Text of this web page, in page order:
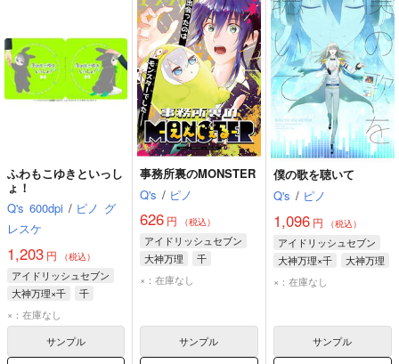
ふわもこゆきといっし
ょ！
Q's 600dpi / ピノ グ
レスケ
1,203 円 （税込）
アイドリッシュセブン
大神万理×千
千
大神万理
×：在庫なし
サンプル
事務所裏のMONSTER
Q's / ピノ
626 円 （税込）
アイドリッシュセブン
大神万理
千
和泉一織
×：在庫なし
サンプル
僕の歌を聴いて
Q's / ピノ
1,096円 （税込）
アイドリッシュセブン
大神万理×千
大神万理
千
×：在庫なし
サンプル